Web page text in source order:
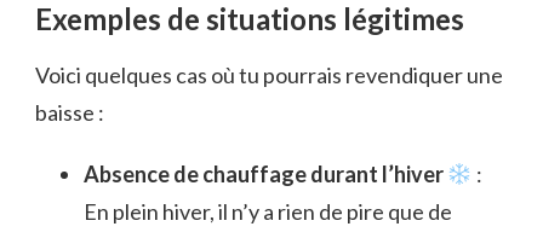
Exemples de situations légitimes
Voici quelques cas où tu pourrais revendiquer une
baisse :
Absence de chauffage durant l’hiver
:
En plein hiver, il n’y a rien de pire que de